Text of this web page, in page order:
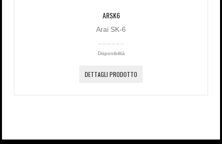
ARSK6
Arai SK-6
Disponibilità
DETTAGLI PRODOTTO